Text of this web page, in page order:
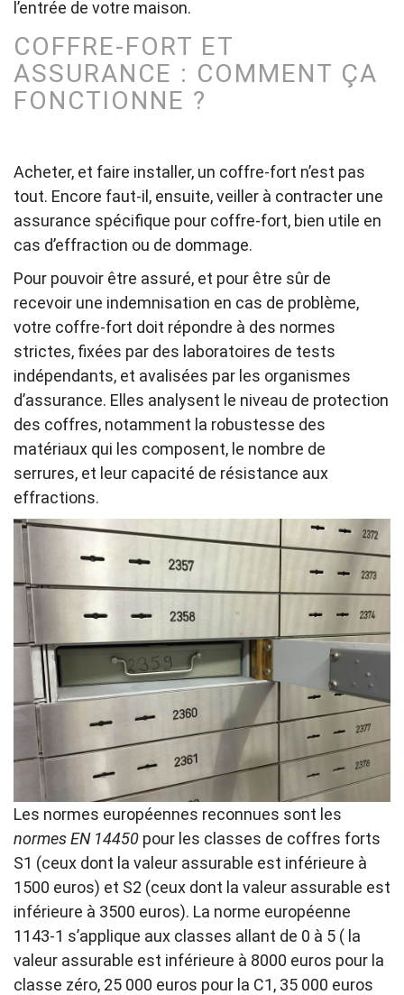
l’entrée de votre maison.
COFFRE-FORT ET
ASSURANCE : COMMENT ÇA
FONCTIONNE ?
Acheter, et faire installer, un coffre-fort n’est pas
tout. Encore faut-il, ensuite, veiller à contracter une
assurance spécifique pour coffre-fort, bien utile en
cas d’effraction ou de dommage.
Pour pouvoir être assuré, et pour être sûr de
recevoir une indemnisation en cas de problème,
votre coffre-fort doit répondre à des normes
strictes, fixées par des laboratoires de tests
indépendants, et avalisées par les organismes
d’assurance. Elles analysent le niveau de protection
des coffres, notamment la robustesse des
matériaux qui les composent, le nombre de
serrures, et leur capacité de résistance aux
effractions.
Les normes européennes reconnues sont les
normes EN 14450 pour les classes de coffres forts
S1 (ceux dont la valeur assurable est inférieure à
1500 euros) et S2 (ceux dont la valeur assurable est
inférieure à 3500 euros). La norme européenne
1143-1 s’applique aux classes allant de 0 à 5 ( la
valeur assurable est inférieure à 8000 euros pour la
classe zéro, 25 000 euros pour la C1, 35 000 euros